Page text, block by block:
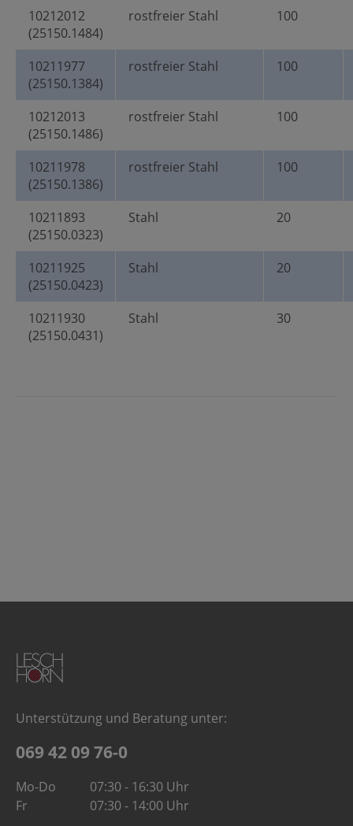
10212012
(25150.1484)
rostfreier Stahl 100
10211977
(25150.1384)
rostfreier Stahl 100
10212013
(25150.1486)
rostfreier Stahl 100
10211978
(25150.1386)
rostfreier Stahl 100
10211893
(25150.0323)
Stahl 20
10211925
(25150.0423)
Stahl 20
10211930
(25150.0431)
Stahl 30
Unterstützung und Beratung unter:
069 42 09 76-0
Mo-Do
07:30 - 16:30 Uhr
Fr
07:30 - 14:00 Uhr